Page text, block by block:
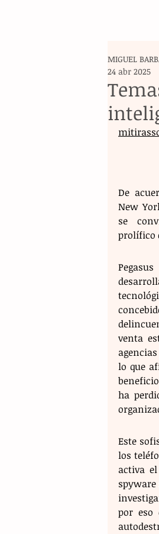
MIGUEL
24 abr 2025
De
New
se
prolífico
venta
lo que
ha
Este
los
activa
por eso